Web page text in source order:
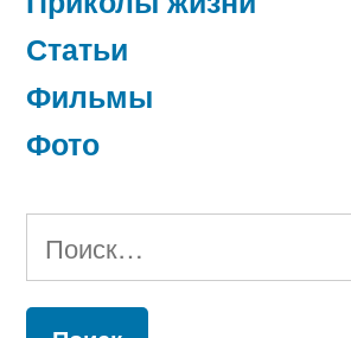
Статьи
Фильмы
Фото
Найти: